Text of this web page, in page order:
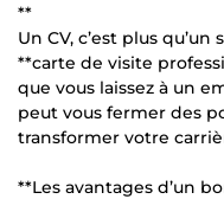
**
Un CV, c’est plus
**carte de visite
que vous laissez à un
peut vous fermer des
transformer votre
**Les avantages d’un